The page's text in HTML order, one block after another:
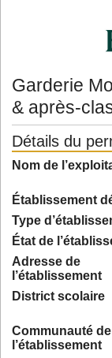
Garderie
& après-
Détails du
Nom de
Établissement
Type
État de
Adresse de
l’établissement
District scolaire
Communauté de
l’établissement